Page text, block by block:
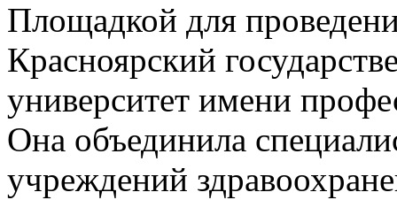
Площадкой для
Красноярский
университет имени
Она объединила
учреждений